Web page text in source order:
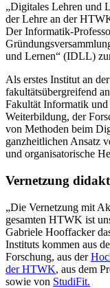
„Digitales Lehren und
der Lehre an der
Der Informatik-
und Lernen“ (IDLL)
Als erstes Institut an
fakultätsübergreifend
Fakultät Informatik und
Weiterbildung, der
von Methoden beim
ganzheitlichen Ansatz
und organisatorische
Vernetzung
„Die Vernetzung mit
gesamten HTWK ist
Gabriele Hooffacker
Instituts kommen aus
Forschung, aus der
der HTWK, aus dem
sowie von StudiFit.